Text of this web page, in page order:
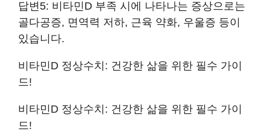
답변5: 비타민D 부족 시에 나타나는 증상으로는
골다공증, 면역력 저하, 근육 약화, 우울증 등이
있습니다.
비타민D 정상수치: 건강한 삶을 위한 필수 가이
드!
비타민D 정상수치: 건강한 삶을 위한 필수 가이
드!